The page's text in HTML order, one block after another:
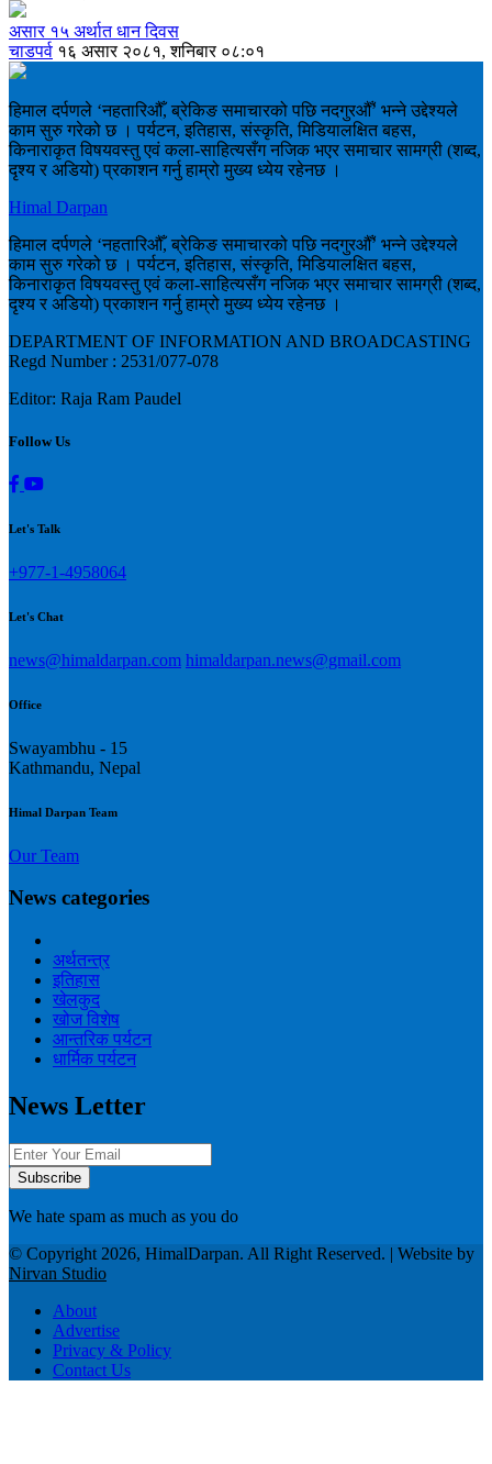
असार १५ अर्थात धान दिवस
चाडपर्व १६ असार २०८१, शनिबार ०८:०१
हिमाल दर्पणले ‘नहतारिऔँ, ब्रेकिङ समाचारको पछि नदगुरऔँ’ भन्ने उद्देश्यले
काम सुरु गरेको छ । पर्यटन, इतिहास, संस्कृति, मिडियालक्षित बहस,
किनाराकृत विषयवस्तु एवं कला-साहित्यसँग नजिक भएर समाचार सामग्री (शब्द,
दृश्य र अडियो) प्रकाशन गर्नु हाम्रो मुख्य ध्येय रहेनछ ।
Himal Darpan
हिमाल दर्पणले ‘नहतारिऔँ, ब्रेकिङ समाचारको पछि नदगुरऔँ’ भन्ने उद्देश्यले
काम सुरु गरेको छ । पर्यटन, इतिहास, संस्कृति, मिडियालक्षित बहस,
किनाराकृत विषयवस्तु एवं कला-साहित्यसँग नजिक भएर समाचार सामग्री (शब्द,
दृश्य र अडियो) प्रकाशन गर्नु हाम्रो मुख्य ध्येय रहेनछ ।
DEPARTMENT OF INFORMATION AND BROADCASTING
Regd Number : 2531/077-078
Editor: Raja Ram Paudel
Follow Us
Let's Talk
+977-1-4958064
Let's Chat
news@himaldarpan.com himaldarpan.news@gmail.com
Office
Swayambhu - 15
Kathmandu, Nepal
Himal Darpan Team
Our Team
News categories
अर्थतन्त्र
इतिहास
खेलकुद
खोज विशेष
आन्तरिक पर्यटन
धार्मिक पर्यटन
News Letter
We hate spam as much as you do
© Copyright 2026, HimalDarpan. All Right Reserved. | Website by
Nirvan Studio
About
Advertise
Privacy & Policy
Contact Us